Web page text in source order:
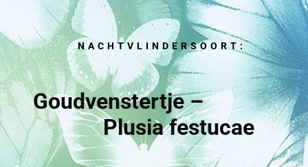
NACHTVLINDERSOORT:
Goudvenstertje –
Plusia festucae